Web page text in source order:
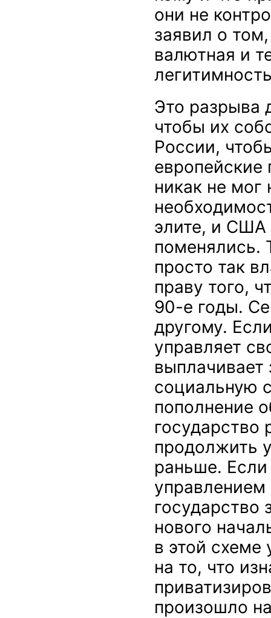
они не
заявил о
валютная и
Это разрыва
чтобы их
России,
европейские
никак не мог
элите, и США
поменялись.
просто так
праву того,
90-е годы.
другому.
управляет
выплачивает
социальную
пополнение
продолжить
раньше. Если
управлением
государство
нового
в этой схеме
на то, что
произошло